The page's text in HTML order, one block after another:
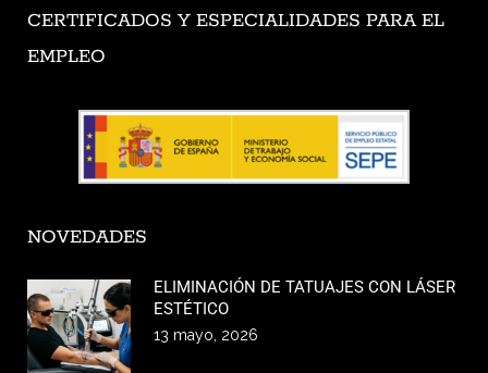
CERTIFICADOS Y ESPECIALIDADES PARA EL
EMPLEO
NOVEDADES
ELIMINACIÓN DE TATUAJES CON LÁSER
ESTÉTICO
13 mayo, 2026